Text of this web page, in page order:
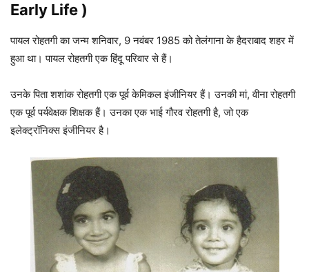
Early Life )
पायल रोहतगी का जन्म शनिवार, 9 नवंबर 1985 को तेलंगाना के हैदराबाद शहर में
हुआ था। पायल रोहतगी एक हिंदू परिवार से हैं।
उनके पिता शशांक रोहतगी एक पूर्व केमिकल इंजीनियर हैं। उनकी मां, वीना रोहतगी
एक पूर्व पर्यवेक्षक शिक्षक हैं। उनका एक भाई गौरव रोहतगी है, जो एक
इलेक्ट्रॉनिक्स इंजीनियर है।